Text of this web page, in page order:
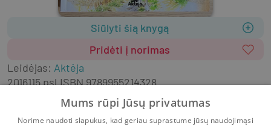
Siūlyti šią knygą
Pridėti į norimas
Leidėjas: Aktėja
2016115 psl.ISBN9789955214328
Pasaulio pasakos
Mums rūpi Jūsų privatumas
Norime naudoti slapukus, kad geriau suprastume jūsų naudojimąsi